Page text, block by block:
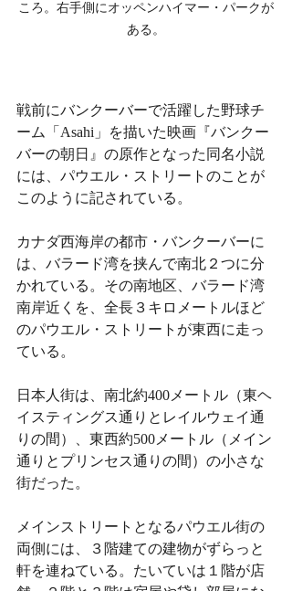
ころ。右手側にオッペンハイマー・パークが
ある。
戦前にバンクーバーで活躍した野球チ
ーム「Asahi」を描いた映画『バンクー
バーの朝日』の原作となった同名小説
には、パウエル・ストリートのことが
このように記されている。
カナダ西海岸の都市・バンクーバーに
は、バラード湾を挟んで南北２つに分
かれている。その南地区、バラード湾
南岸近くを、全長３キロメートルほど
のパウエル・ストリートが東西に走っ
ている。
日本人街は、南北約400メートル（東ヘ
イスティングス通りとレイルウェイ通
りの間）、東西約500メートル（メイン
通りとプリンセス通りの間）の小さな
街だった。
メインストリートとなるパウエル街の
両側には、３階建ての建物がずらっと
軒を連ねている。たいていは１階が店